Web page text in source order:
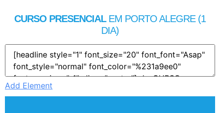
CURSO PRESENCIAL EM PORTO ALEGRE (1
DIA)
Add Element